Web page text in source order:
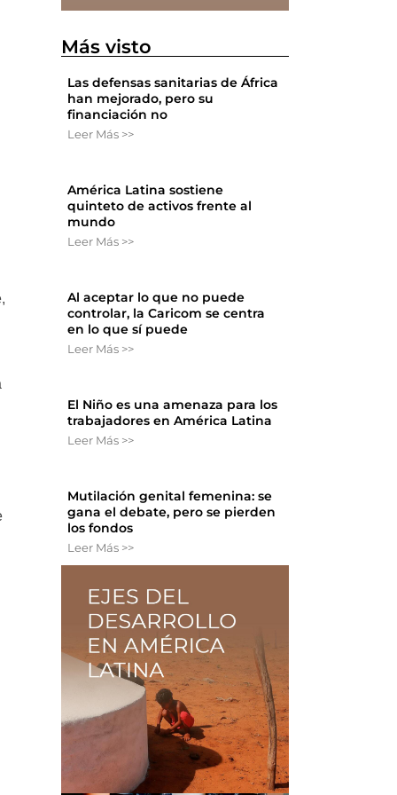
Más visto
Las defensas sanitarias de África
han mejorado, pero su
financiación no
Leer Más >>
América Latina sostiene
quinteto de activos frente al
mundo
Leer Más >>
Al aceptar lo que no puede
controlar, la Caricom se centra
en lo que sí puede
Leer Más >>
El Niño es una amenaza para los
trabajadores en América Latina
Leer Más >>
Mutilación genital femenina: se
gana el debate, pero se pierden
los fondos
Leer Más >>